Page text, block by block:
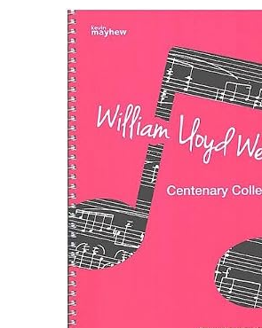
Antiquarische Bücher
Kunst & Sammlerstücke
Verkäufer
Verkäufer werden
SCHLIESSEN